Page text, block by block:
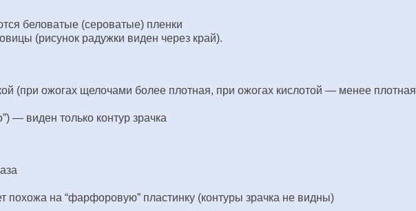
беловатые (сероватые) пленки
(рисунок радужки виден через край).
(при ожогах щелочами более плотная, при ожогах кислотой — менее плотная
— виден только контур зрачка
похожа на “фарфоровую” пластинку (контуры зрачка не видны)